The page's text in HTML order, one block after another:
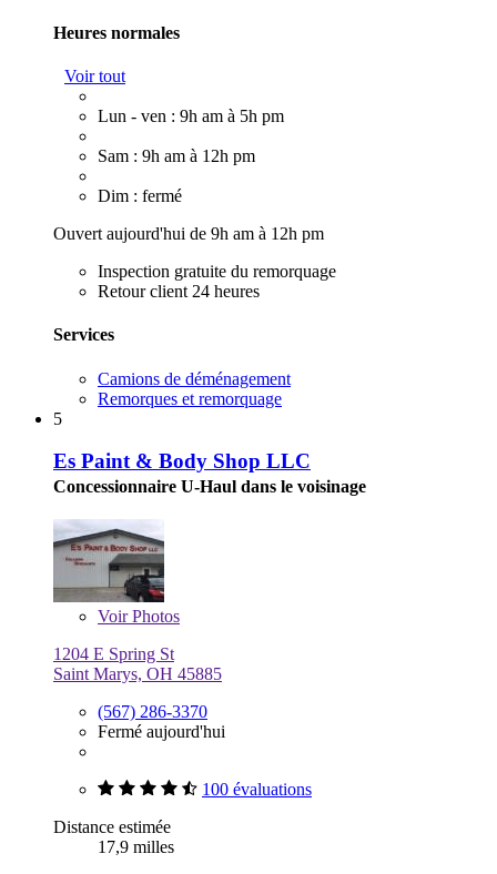
Heures normales
Voir tout
Lun - ven : 9h am à 5h pm
Sam : 9h am à 12h pm
Dim : fermé
Ouvert aujourd'hui de 9h am à 12h pm
Inspection gratuite du remorquage
Retour client 24 heures
Services
Camions de déménagement
Remorques et remorquage
5
Es Paint & Body Shop LLC
Concessionnaire U-Haul dans le voisinage
VoirPhotos
1204 E Spring St
Saint Marys, OH 45885
(567) 286-3370
Fermé aujourd'hui
100 évaluations
Distance estimée
17,9 milles